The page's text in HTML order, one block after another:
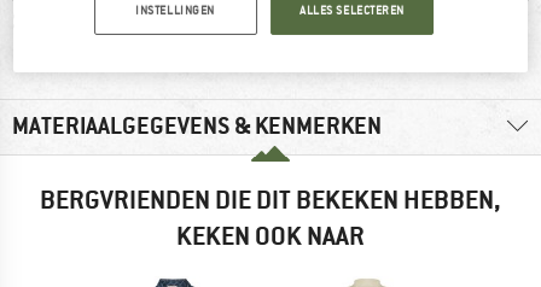
Sneldrogend PFC-/PFAS-vrij
MATERIAALGEGEVENS & KENMERKEN
BERGVRIENDEN DIE DIT BEKEKEN HEBBEN,
KEKEN OOK NAAR
INSTELLINGEN ALLES SELECTEREN